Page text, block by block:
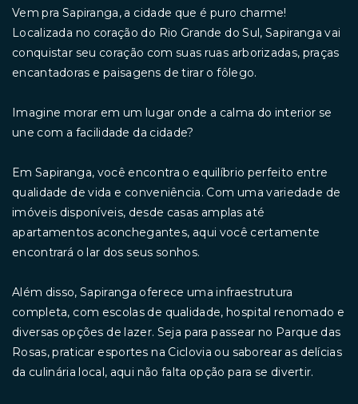
Vem pra Sapiranga, a cidade que é puro charme!
Localizada no coração do Rio Grande do Sul, Sapiranga vai
conquistar seu coração com suas ruas arborizadas, praças
encantadoras e paisagens de tirar o fôlego.
Imagine morar em um lugar onde a calma do interior se
une com a facilidade da cidade?
Em Sapiranga, você encontra o equilíbrio perfeito entre
qualidade de vida e conveniência. Com uma variedade de
imóveis disponíveis, desde casas amplas até
apartamentos aconchegantes, aqui você certamente
encontrará o lar dos seus sonhos.
Além disso, Sapiranga oferece uma infraestrutura
completa, com escolas de qualidade, hospital renomado e
diversas opções de lazer. Seja para passear no Parque das
Rosas, praticar esportes na Ciclovia ou saborear as delícias
da culinária local, aqui não falta opção para se divertir.